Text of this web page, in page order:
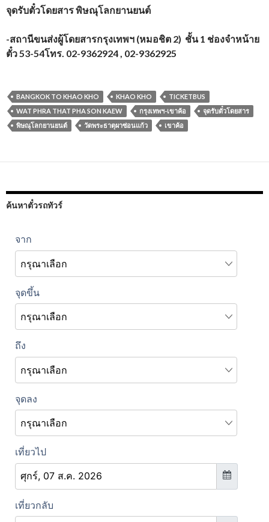
จุดรับตั๋วโดยสาร พิษณุโลกยานยนต์
-สถานีขนส่งผู้โดยสารกรุงเทพฯ (หมอชิต 2) ชั้น 1 ช่องจำหน้าย
ตั๋ว 53-54โทร. 02-9362924, 02-9362925
BANGKOK TO KHAO KHO KHAO KHO
TICKETBUS
WAT PHRA THAT PHA SON KAEW
กรุงเทพฯ-เขาค้อ
จุดรับตั๋วโดยสาร
พิษณุโลกยานยนต์
วัดพระธาตุผาซ่อนแก้ว เขาค้อ
ค้นหาตั๋วรถทัวร์